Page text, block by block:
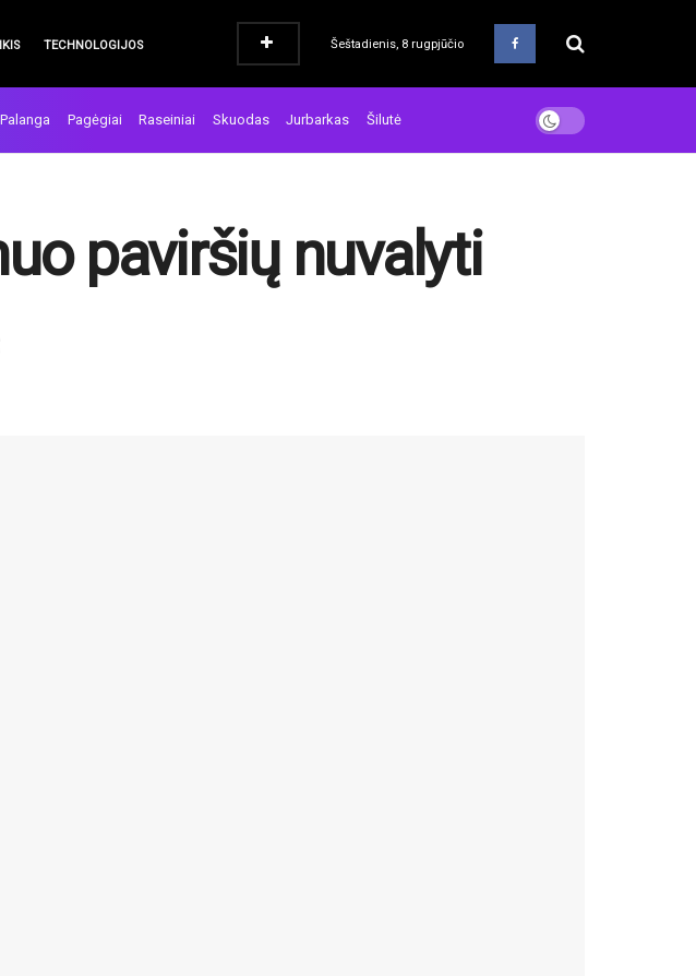
TECHNOLOGIJOS Šeštadienis, 8 rugpjūčio
Palanga Pagėgiai Raseiniai Skuodas Jurbarkas Šilutė
paviršių nuvalyti